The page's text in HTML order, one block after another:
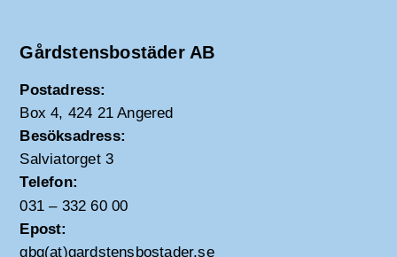
Gårdstensbostäder AB
Postadress:
Box 4, 424 21 Angered
Besöksadress:
Salviatorget 3
Telefon:
031 – 332 60 00
Epost:
gbg(at)gardstensbostader.se